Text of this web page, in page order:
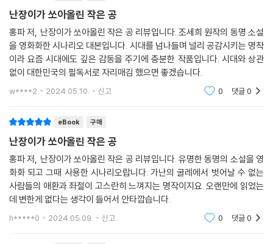
난장이가 쏘아올린 작은 공
홍파 저, 난장이가 쏘아올린 작은 공 리뷰입니다. 조세희 원작의 동명 소설
을 영화화한 시나리오 대본입니다. 시대를 넘나들며 널리 공감시키는 명작
이라 요즘 시대에도 깊은 감동을 주기에 충분한 작품입니다. 시대와 상관
없이 대한민국의 필독서로 자리매김 했으면 좋겠습니다.
w****2 2024.05.10. 신고 0 댓글0
eBook 구매
난장이가 쏘아올린 작은 공
홍파 저, 난장이가 쏘아올린 작은 공 리뷰입니다. 유명한 동명의 소설을 영
화화 되고 그때 사용한 시나리오랍니다. 가난의 굴레에서 벗어날 수 없는
사람들의 애환과 좌절이 고스란히 느껴지는 명작이지요. 오랜만에 읽었는
데 변한게 없다는 생각이 들어서 안타깝습니다.
h*****0 2024.05.09. 신고 0 댓글0